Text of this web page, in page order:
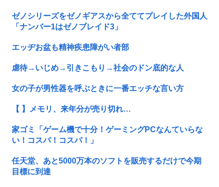
ゼノシリーズをゼノギアスから全ててプレイした外国人
「ナンバー1はゼノブレイド3」
エッヂお盆も精神疾患障がい者部
虐待→いじめ→引きこもり→社会のドン底的な人
女の子が男性器を呼ぶときに一番エッチな言い方
【 】メモリ、来年分が売り切れ…
家ゴミ「ゲーム機で十分！ゲーミングPCなんていらな
い！コスパ！コスパ！」
任天堂、あと5000万本のソフトを販売するだけで今期
目標に到達